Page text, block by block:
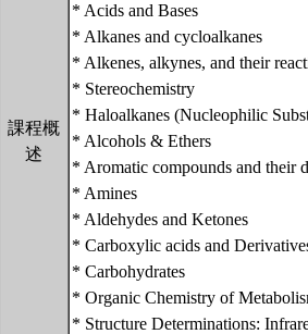
課程概
述
* Acids and Bases
* Alkanes and cycloalkanes
* Alkenes, alkynes, and their
* Stereochemistry
* Haloalkanes (Nucleophilic
* Alcohols & Ethers
* Aromatic compounds and their
* Amines
* Aldehydes and Ketones
* Carboxylic acids and
* Carbohydrates
* Organic Chemistry of
* Structure Determinations: